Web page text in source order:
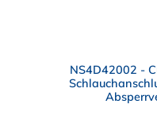
NS4D42002 -